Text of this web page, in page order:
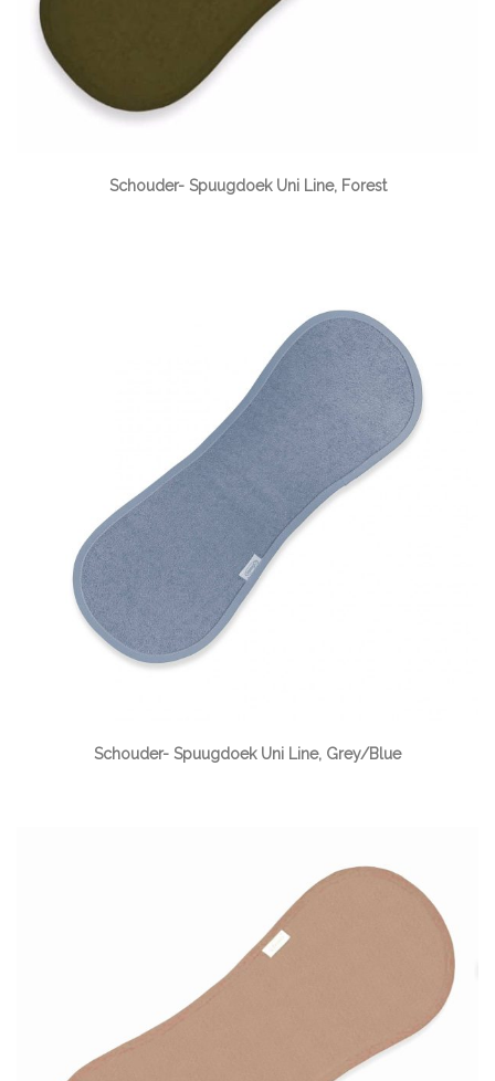
Schouder- Spuugdoek Uni Line, Forest
Schouder- Spuugdoek Uni Line, Grey/Blue